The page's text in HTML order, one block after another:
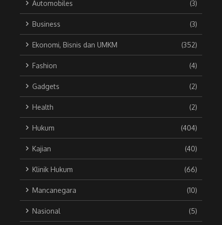
Automobiles (3)
Business (3)
Ekonomi, Bisnis dan UMKM (352)
Fashion (4)
Gadgets (2)
Health (2)
Hukum (404)
Kajian (40)
Klinik Hukum (66)
Mancanegara (10)
Nasional (5)